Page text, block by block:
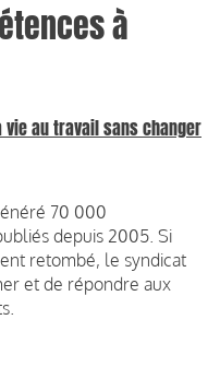
à
vie au travail sans changer
70 000
depuis 2005. Si
retombé, le syndicat
et de répondre aux